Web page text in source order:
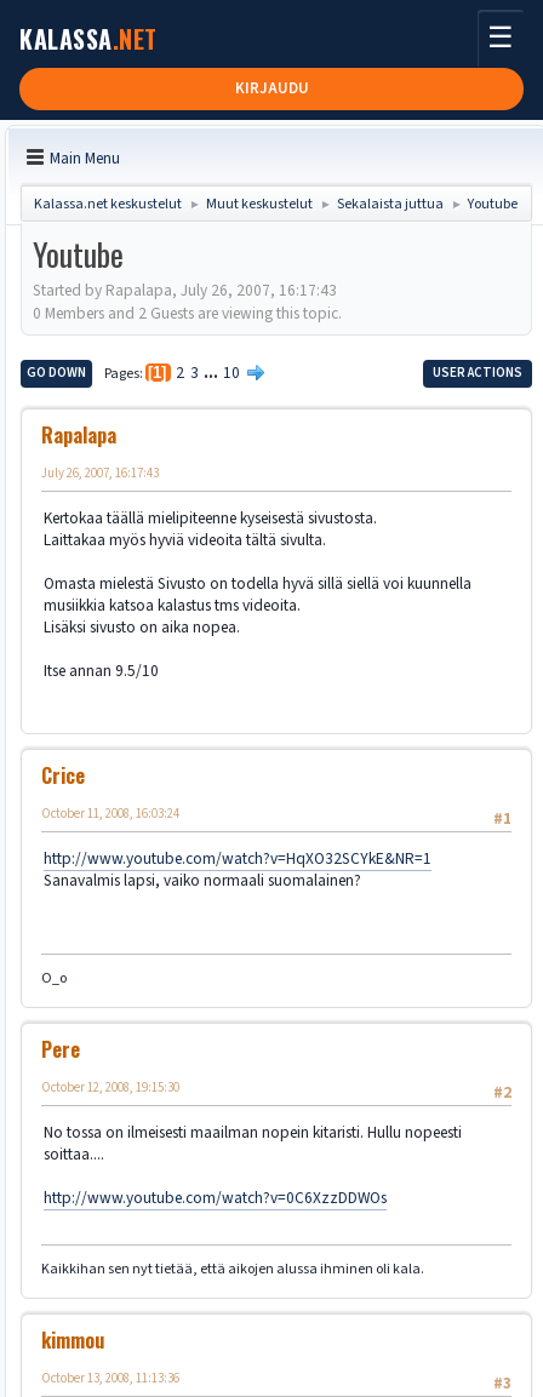
KALASSA.NET
KIRJAUDU
☰
Main Menu
Kalassa.net keskustelut ► Muut keskustelut ► Sekalaista juttua ► Youtube
Youtube
Started by Rapalapa, July 26, 2007, 16:17:43
0 Members and 2 Guests are viewing this topic.
GO DOWN Pages 1 2 3 ... 10 USER ACTIONS
Rapalapa
July 26, 2007, 16:17:43
Kertokaa täällä mielipiteenne kyseisestä sivustosta.
Laittakaa myös hyviä videoita tältä sivulta.
Omasta mielestä Sivusto on todella hyvä sillä siellä voi kuunnella
musiikkia katsoa kalastus tms videoita.
Lisäksi sivusto on aika nopea.
Itse annan 9.5/10
Crice
#1
October 11, 2008, 16:03:24
http://www.youtube.com/watch?v=HqXO32SCYkE&NR=1
Sanavalmis lapsi, vaiko normaali suomalainen?
O_o
Pere
#2
October 12, 2008, 19:15:30
No tossa on ilmeisesti maailman nopein kitaristi. Hullu nopeesti
soittaa....
http://www.youtube.com/watch?v=0C6XzzDDWOs
Kaikkihan sen nyt tietää, että aikojen alussa ihminen oli kala.
kimmou
#3
October 13, 2008, 11:13:36